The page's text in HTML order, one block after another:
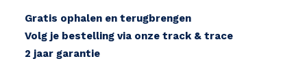
Gratis ophalen en terugbrengen
Volg je bestelling via onze track & trace
2 jaar garantie